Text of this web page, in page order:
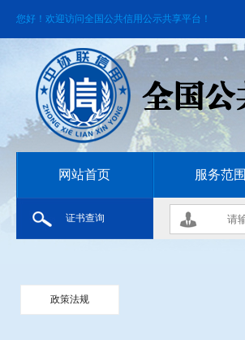
您好！欢迎访问全国公共信用公示共享平台！
网站首页 服务范围
证书查询
政策法规